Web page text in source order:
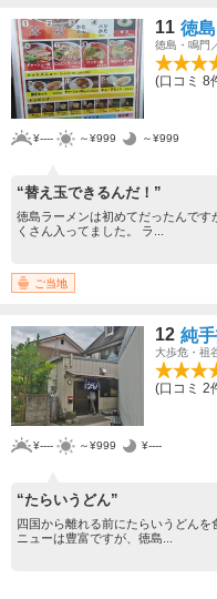
11 徳
徳島・鳴門
(口コミ 8
¥---- ～¥999 ～¥999
“替え玉できるんだ！”
徳島ラーメンは初めてだったんで
くさん入ってました。 ラ...
ご当地
12 純
大歩危・祖
(口コミ 2
¥---- ～¥999 ¥----
“たらいうどん”
四国から離れる前にたらいうどん
ニューは豊富ですが、徳島...